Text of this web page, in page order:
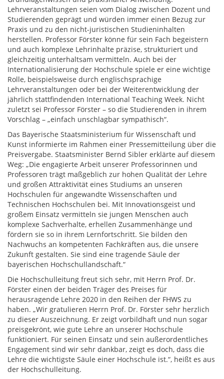
Lehrveranstaltungen seien vom Dialog zwischen Dozent und
Studierenden geprägt und würden immer einen Bezug zur
Praxis und zu den nicht-juristischen Studieninhalten
herstellen. Professor Förster könne für sein Fach begeistern
und auch komplexe Lehrinhalte präzise, strukturiert und
gleichzeitig unterhaltsam vermitteln. Auch bei der
Internationalisierung der Hochschule spiele er eine wichtige
Rolle, beispielsweise durch englischsprachige
Lehrveranstaltungen oder bei der Weiterentwicklung der
jährlich stattfindenden International Teaching Week. Nicht
zuletzt sei Professor Förster – so die Studierenden in ihrem
Vorschlag – „einfach unschlagbar sympathisch“.
Das Bayerische Staatsministerium für Wissenschaft und
Kunst informierte im Rahmen einer Pressemitteilung über die
Preisvergabe. Staatsminister Bernd Sibler erklärte auf diesem
Weg: „Die engagierte Arbeit unserer Professorinnen und
Professoren trägt maßgeblich zur hohen Qualität der Lehre
und großen Attraktivität eines Studiums an unseren
Hochschulen für angewandte Wissenschaften und
Technischen Hochschulen bei. Mit Innovationsgeist und
großem Einsatz vermitteln sie jungen Menschen auch
komplexe Sachverhalte, erhellen Zusammenhänge und
fördern sie so in ihrem Lernfortschritt. Sie bilden den
Nachwuchs an kompetenten Fachkräften aus, die unsere
Zukunft gestalten. Sie sind eine tragende Säule der
bayerischen Hochschullandschaft.“
Die Hochschulleitung freut sich sehr, mit Herrn Prof. Dr.
Förster einen der beiden Träger des Preises für
herausragende Lehre 2020 in den Reihen der FHWS zu
haben. „Wir gratulieren Herrn Prof. Dr. Förster sehr herzlich
zu dieser Auszeichnung. Er zeigt vorbildhaft und nun sogar
preisgekrönt, wie gute Lehre an unserer Hochschule
funktioniert. Für seinen Einsatz und sein außerordentliches
Engagement sind wir sehr dankbar, zeigt es doch, dass die
Lehre die wichtigste Säule einer Hochschule ist.“, heißt es aus
der Hochschulleitung.